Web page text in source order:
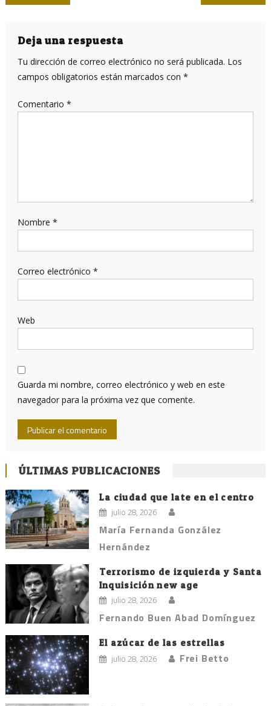
entradas
Deja una respuesta
Tu dirección de correo electrónico no será publicada. Los
campos obligatorios están marcados con *
Comentario *
Nombre *
Correo electrónico *
Web
Guarda mi nombre, correo electrónico y web en este
navegador para la próxima vez que comente.
ÚLTIMAS PUBLICACIONES
La ciudad que late en el centro
julio 28, 2026
María Fernanda González
Hernández
Terrorismo de izquierda y Santa
Inquisición new age
julio 28, 2026
Fernando Buen Abad Domínguez
El azúcar de las estrellas
julio 28, 2026 Frei Betto